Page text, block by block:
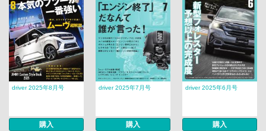
driver 2025年8月号
購入
driver 2025年7月号
購入
driver 2025年6月号
購入